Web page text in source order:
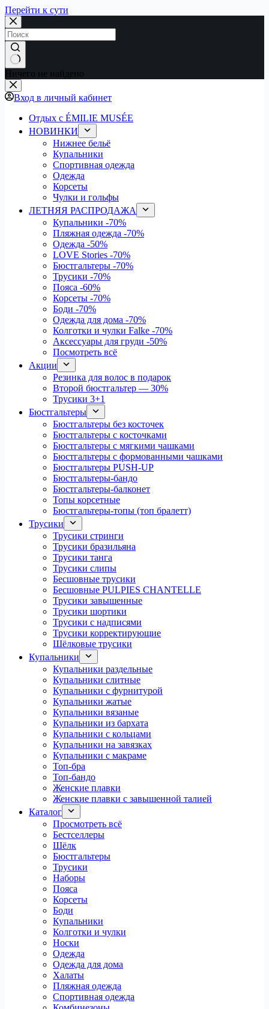
Перейти к сути
Ничего не найдено
Вход в личный кабинет
Отдых с ÉMILIE MUSÉE
НОВИНКИ
Нижнее бельё
Купальники
Спортивная одежда
Одежда
Корсеты
Чулки и гольфы
ЛЕТНЯЯ РАСПРОДАЖА
Купальники -70%
Пляжная одежда -70%
Одежда -50%
LOVE Stories -70%
Бюстгальтеры -70%
Трусики -70%
Пояса -60%
Корсеты -70%
Боди -70%
Одежда для дома -70%
Колготки и чулки Falke -70%
Аксессуары для груди -50%
Посмотреть всё
Акции
Резинка для волос в подарок
Второй бюстгальтер — 30%
Трусики 3+1
Бюстгальтеры
Бюстгальтеры без косточек
Бюстгальтеры с косточками
Бюстгальтеры с мягкими чашками
Бюстгальтеры с формованными чашками
Бюстгальтеры PUSH-UP
Бюстгальтеры-бандо
Бюстгальтеры-балконет
Топы корсетные
Бюстгальтеры-топы (топ бралетт)
Трусики
Трусики стринги
Трусики бразильяна
Трусики танга
Трусики слипы
Бесшовные трусики
Бесшовные PULPIES CHANTELLE
Трусики завышенные
Трусики шортики
Трусики с надписями
Трусики корректирующие
Шёлковые трусики
Купальники
Купальники раздельные
Купальники слитные
Купальники с фурнитурой
Купальники жатые
Купальники вязаные
Купальники из бархата
Купальники с кольцами
Купальники на завязках
Купальники с макраме
Топ-бра
Топ-бандо
Женские плавки
Женские плавки с завышенной талией
Каталог
Просмотреть всё
Бестселлеры
Шёлк
Бюстгальтеры
Трусики
Наборы
Пояса
Корсеты
Боди
Купальники
Колготки и чулки
Носки
Одежда
Одежда для дома
Халаты
Пляжная одежда
Спортивная одежда